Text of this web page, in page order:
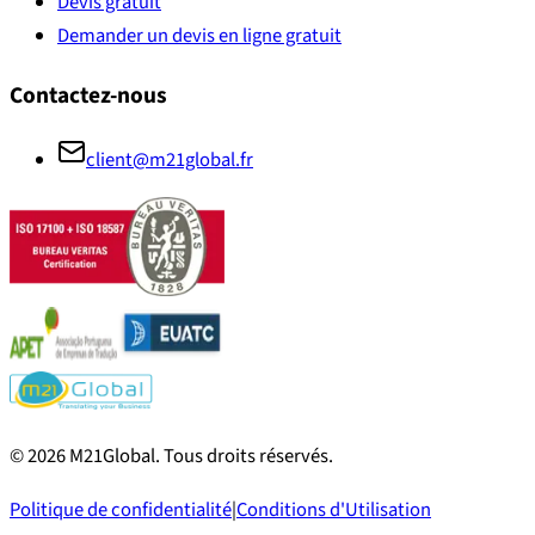
Demander un devis en ligne gratuit
Contactez-nous
client@m21global.fr
©2026M21Global.Tous droits réservés.
Politique de confidentialité|Conditions d'Utilisation